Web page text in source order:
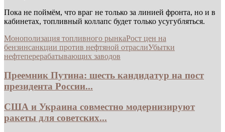
Пока не поймём, что враг не только за линией фронта, но и в
кабинетах, топливный коллапс будет только усугубляться.
Монополизация топливного рынкаРост цен на
бензинсанкции против нефтяной отраслиУбытки
нефтеперерабатывающих заводов
Преемник Путина: шесть кандидатур на пост
президента России...
США и Украина совместно модернизируют
ракеты для советских...